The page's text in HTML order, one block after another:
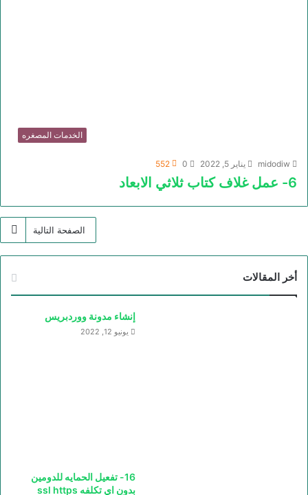
الخدمات المصغره
midodiw يناير 5, 2022 0
552
6- عمل غلاف كتاب ثلاثي الابعاد
الصفحة التالية
أخر المقالات
إنشاء مدونة ووردبريس
يونيو 12, 2022
16- تفعيل الحمايه للدومين
بدون اي تكلفه ssl https